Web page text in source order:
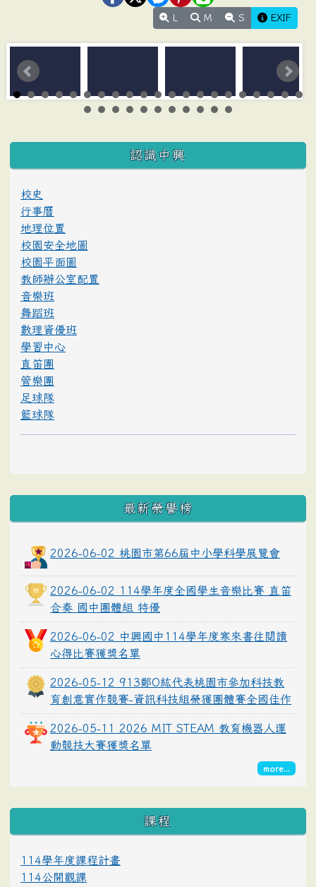
M S EXIF
:::
認識中興
校史
行事曆
地理位置
校園安全地圖
校園平面圖
教師辦公室配置
音樂班
舞蹈班
數理資優班
學習中心
直笛團
管樂團
足球隊
籃球隊
最新榮譽榜
2026-06-02 桃園市第66屆中小學科學展覽會
2026-06-02 114學年度全國學生音樂比賽 直笛
合奏 國中團體組 特優
2026-06-02 中興國中114學年度寒來書往閱讀
心得比賽獲獎名單
2026-05-12 913鄭O紘代表桃園市參加科技教
育創意實作競賽-資訊科技組榮獲團體賽全國佳作
2026-05-11 2026 MIT STEAM 教育機器人運
動競技大賽獲獎名單
more...
課程
114學年度課程計畫
114公開觀課